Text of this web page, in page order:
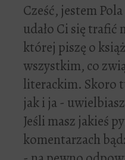
Cześć, jestem
udało Ci się trafić
której piszę o
wszystkim, co
literackim. Skoro
jak i ja -
Jeśli masz jakieś
komentarzach